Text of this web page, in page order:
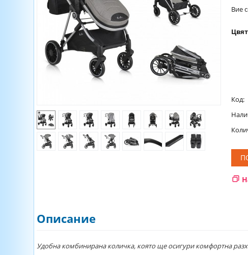
Вие
Код:
Описание
Удобна комбинирана количка, която ще осигури комфортна